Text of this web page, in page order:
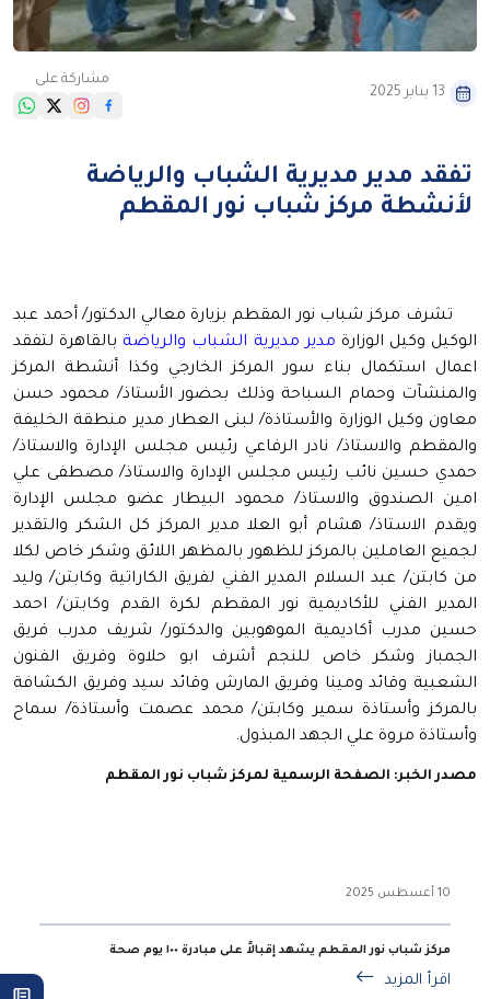
13 يناير 2025
مشاركة على
تفقد مدير مديرية الشباب والرياضة
لأنشطة مركز شباب نور المقطم
تشرف مركز شباب نور المقطم بزيارة معالي الدكتور/ أحمد عبد
الوكيل وكيل الوزارة مدير مديرية الشباب والرياضة بالقاهرة لتفقد
اعمال استكمال بناء سور المركز الخارجي وكذا أنشطة المركز
والمنشآت وحمام السباحة وذلك بحضور الأستاذ/ محمود حسن
معاون وكيل الوزارة والأستاذة/ لبنى العطار مدير منطقة الخليفة
والمقطم والاستاذ/ نادر الرفاعي رئيس مجلس الإدارة والاستاذ/
حمدي حسين نائب رئيس مجلس الإدارة والاستاذ/ مصطفى علي
امين الصندوق والاستاذ/ محمود البيطار عضو مجلس الإدارة
ويقدم الاستاذ/ هشام أبو العلا مدير المركز كل الشكر والتقدير
لجميع العاملين بالمركز للظهور بالمظهر اللائق وشكر خاص لكلا
من كابتن/ عبد السلام المدير الفني لفريق الكاراتية وكابتن/ وليد
المدير الفني للأكاديمية نور المقطم لكرة القدم وكابتن/ احمد
حسين مدرب أكاديمية الموهوبين والدكتور/ شريف مدرب فريق
الجمباز وشكر خاص للنجم أشرف ابو حلاوة وفريق الفنون
الشعبية وقائد ومينا وفريق المارش وقائد سيد وفريق الكشافة
بالمركز وأستاذة سمير وكابتن/ محمد عصمت وأستاذة/ سماح
وأستاذة مروة علي الجهد المبذول.
مصدر الخبر: الصفحة الرسمية لمركز شباب نور المقطم
10 أغسطس 2025
مركز شباب نور المقطم يشهد إقبالاً على مبادرة ١٠٠ يوم صحة
اقرأ المزيد